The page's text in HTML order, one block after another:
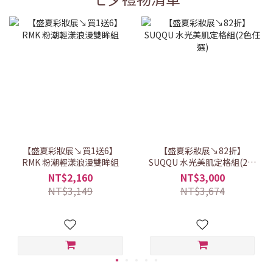
【盛夏彩妝展↘買1送6】
RMK 粉潮輕漾浪漫雙眸組
NT$2,160
NT$3,149
【盛夏彩妝展↘82折】
SUQQU 水光美肌定格組(2色
任選)
NT$3,000
NT$3,674